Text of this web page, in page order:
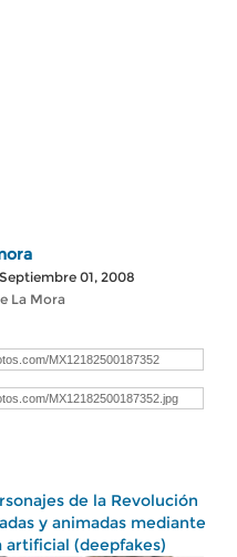
01, 2008
La Mora
de la Revolución
y animadas mediante
artificial (deepfakes)